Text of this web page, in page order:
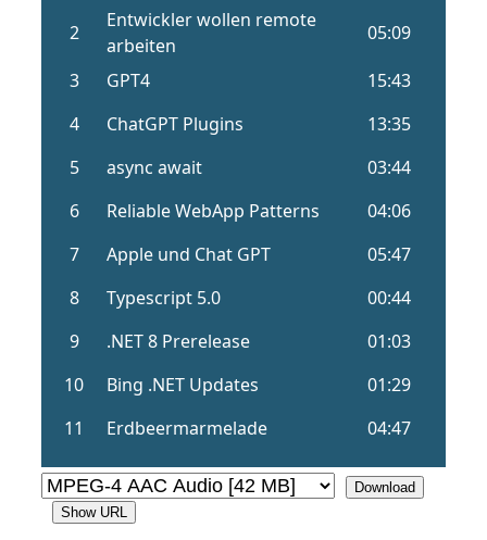
Download
Show URL